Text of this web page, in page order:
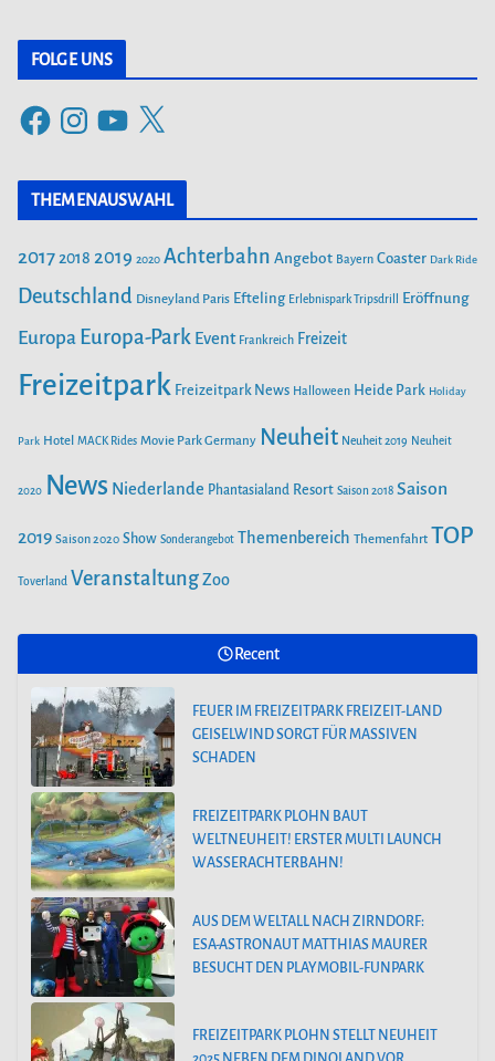
g
e
n
FOLGE UNS
F
c
o
o
s
t
g
r
Y
u
T
b
e
X
THEMENAUSWAHL
20172018 2019 2020 Achterbahn Angebot Bayern Coaster Dark Ride
Deutschland Disneyland Paris Efteling Erlebnispark Tripsdrill Eröffnung
Europa Europa-Park Event Frankreich Freizeit
Freizeitpark Freizeitpark News Halloween Heide Park Holiday
Park Hotel MACK Rides Movie Park Germany Neuheit Neuheit 2019 Neuheit
2020 News Niederlande Phantasialand Resort Saison 2018 Saison
2019 Saison 2020 Show Sonderangebot Themenbereich Themenfahrt TOP
Toverland VeranstaltungZoo
Recent
FEUER IM FREIZEITPARK FREIZEIT-LAND
GEISELWIND SORGT FÜR MASSIVEN
SCHADEN
FREIZEITPARK PLOHN BAUT
WELTNEUHEIT! ERSTER MULTI LAUNCH
WASSERACHTERBAHN!
AUS DEM WELTALL NACH ZIRNDORF:
ESA-ASTRONAUT MATTHIAS MAURER
BESUCHT DEN PLAYMOBIL-FUNPARK
FREIZEITPARK PLOHN STELLT NEUHEIT